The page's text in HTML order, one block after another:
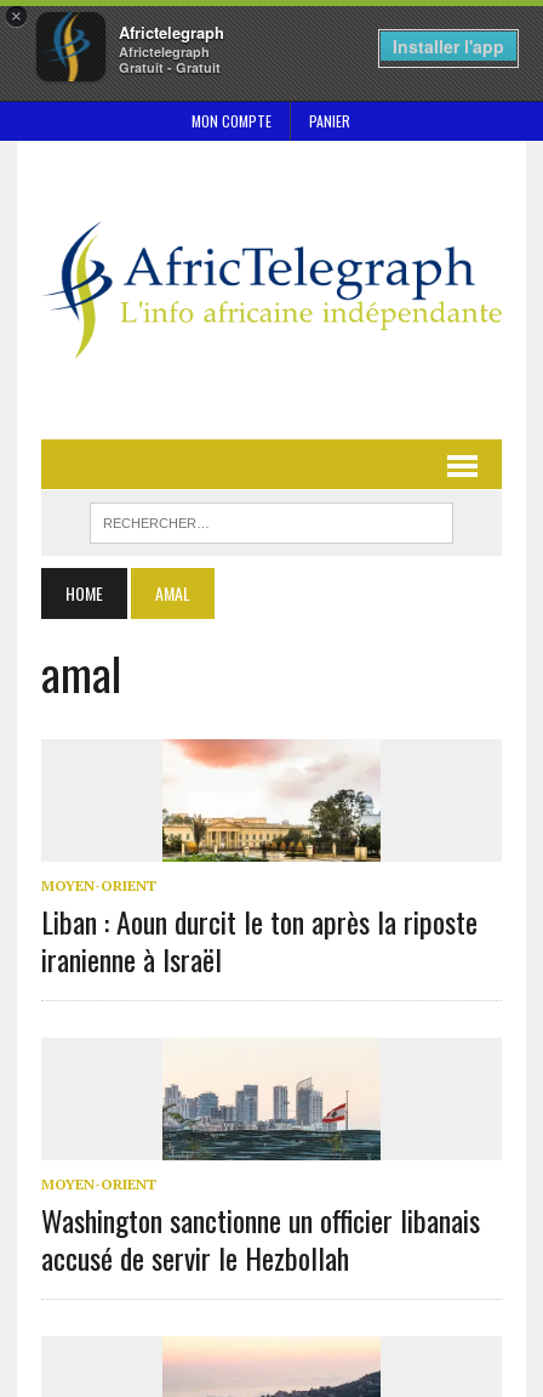
×
Africtelegraph
Africtelegraph
Gratuit - Gratuit
Installer l'app
MON COMPTE PANIER
HOME AMAL
amal
MOYEN-ORIENT
Liban : Aoun durcit le ton après la riposte
iranienne à Israël
MOYEN-ORIENT
Washington sanctionne un officier libanais
accusé de servir le Hezbollah